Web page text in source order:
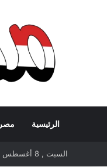
الرئيسية مصر 30/6
السبت , 8 أغسطس 2026